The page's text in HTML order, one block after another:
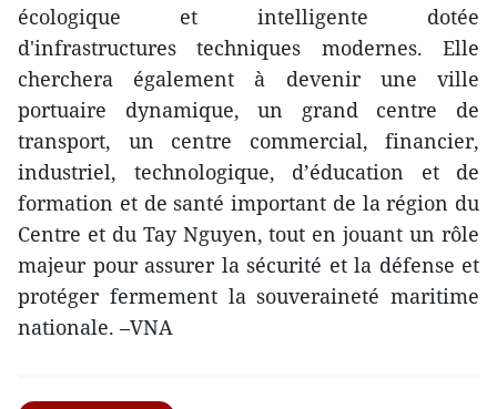
écologique et intelligente dotée
d'infrastructures techniques modernes. Elle
cherchera également à devenir une ville
portuaire dynamique, un grand centre de
transport, un centre commercial, financier,
industriel, technologique, d’éducation et de
formation et de santé important de la région du
Centre et du Tay Nguyen, tout en jouant un rôle
majeur pour assurer la sécurité et la défense et
protéger fermement la souveraineté maritime
nationale. –VNA